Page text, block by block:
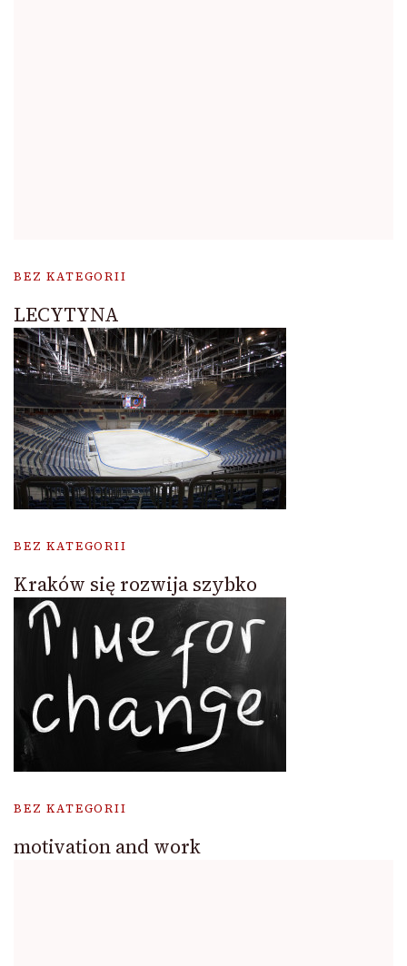
BEZ KATEGORII
LECYTYNA
BEZ KATEGORII
Kraków się rozwija szybko
BEZ KATEGORII
motivation and work